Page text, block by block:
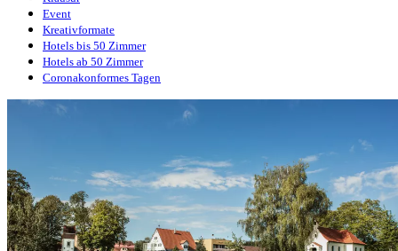
Event
Kreativformate
Hotels bis 50 Zimmer
Hotels ab 50 Zimmer
Coronakonformes Tagen